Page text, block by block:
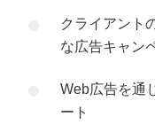
クライアント
な広告キャン
Web広告を通
ート